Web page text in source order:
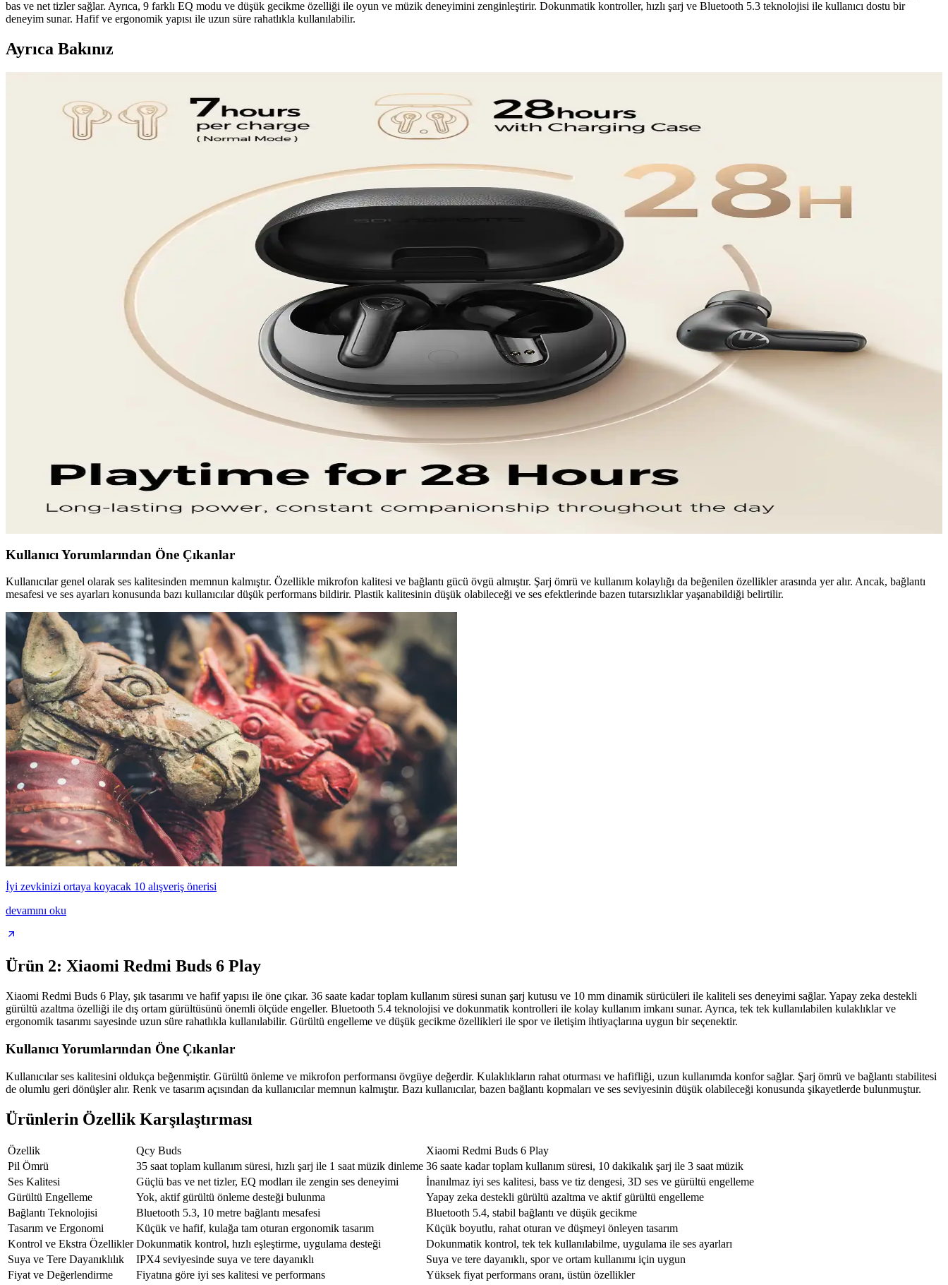
bas ve net tizler sağlar. Ayrıca, 9 farklı EQ modu ve düşük gecikme özelliği ile oyun ve müzik deneyimini zenginleştirir. Dokunmatik kontroller, hızlı şarj ve Bluetooth 5.3 teknolojisi ile kullanıcı dostu bir
deneyim sunar. Hafif ve ergonomik yapısı ile uzun süre rahatlıkla kullanılabilir.
Ayrıca Bakınız
Elektronik ve Giyilebilir Teknolojilerde Yüksek Ses Kalitesi ve Konfor Özellikleri
Gelişmiş ses teknolojileri ve ergonomik tasarımlarla donatılmış ürünler, kullanıcıların yaşam kalitesini artırıyor, kablosuz bağlantı ve gürültü engelleme özellikleriyle öne çıkıyor.
FreeBuds SE ve Galaxy Buds FE Karşılaştırması: Uygun Fiyatlı Kablosuz Kulaklık Seçenekleri
Huawei FreeBuds SE ve Samsung Galaxy Buds FE modellerinin tasarım, ses, pil ve ek özelliklerini karşılaştırarak bilinçli seçim yapmanıza yardımcı oluyoruz.
Kulaklık Seçiminde Teknik Özellikler ve Kalite Unsurları Analizi
Kulaklık seçiminde ses kalitesi, bağlantı özellikleri ve dayanıklılık gibi faktörler önemli. Bu özellikler, kullanıcı deneyimini artırır ve uzun vadeli memnuniyet sağlar.
Soundcore R50i Kablosuz Kulaklıklar: Yüksek Ses Kalitesi ve Konforlu Tasarım Özellikleri
Soundcore R50i kablosuz kulaklıklar, yüksek ses kalitesi ve ergonomik tasarımıyla hareket halindeyken bile müzik ve iletişim keyfi sunar.
Razer Bluetooth Kablosuz Kulaklıkların Özellikleri ve Kullanım İpuçları
Razer Bluetooth kablosuz kulaklıklar yüksek ses kalitesi ve kişiselleştirme imkanları sunar, ancak yazılım sorunlarına dikkat edilmelidir. Çoklu platform desteği ve güncellemeler önemli.
AirPods Pro 2 ve Alternatif Kablosuz Kulaklık Seçenekleri İncelemesi
Kablosuz kulaklık teknolojisi hızla gelişiyor. AirPods Pro 2 öne çıkarken, Sony ve Samsung gibi markaların modelleri de aktif gürültü engelleme ve dayanıklılık sunuyor.
Soundcore Kablosuz Kulaklıklar: Bluetooth Bağlantısı, Dayanıklılık ve Yüksek Ses Kalitesi
Kablosuz Kulaklık Seçiminde Güncel Trendler ve Popüler Modeller Hakkında Bilgi
Kablosuz kulaklıkların temel özellikleri, trendler ve popüler modeller hakkında detaylı bilgiler içerir. Sound 8 ve Soundpeats T3 Pro modellerinin avantajları ve seçim ipuçlarıyla doğru tercih yapmanıza yardımcı
Kullanıcı Yorumlarından Öne Çıkanlar
Kullanıcılar genel olarak ses kalitesinden memnun kalmıştır. Özellikle mikrofon kalitesi ve bağlantı gücü övgü almıştır. Şarj ömrü ve kullanım kolaylığı da beğenilen özellikler arasında yer alır. Ancak, bağlantı
mesafesi ve ses ayarları konusunda bazı kullanıcılar düşük performans bildirir. Plastik kalitesinin düşük olabileceği ve ses efektlerinde bazen tutarsızlıklar yaşanabildiği belirtilir.
İyi zevkinizi ortaya koyacak 10 alışveriş önerisi
devamını oku
Ürün 2: Xiaomi Redmi Buds 6 Play
Xiaomi Redmi Buds 6 Play, şık tasarımı ve hafif yapısı ile öne çıkar. 36 saate kadar toplam kullanım süresi sunan şarj kutusu ve 10 mm dinamik sürücüleri ile kaliteli ses deneyimi sağlar. Yapay zeka destekli
gürültü azaltma özelliği ile dış ortam gürültüsünü önemli ölçüde engeller. Bluetooth 5.4 teknolojisi ve dokunmatik kontrolleri ile kolay kullanım imkanı sunar. Ayrıca, tek tek kullanılabilen kulaklıklar ve
ergonomik tasarımı sayesinde uzun süre rahatlıkla kullanılabilir. Gürültü engelleme ve düşük gecikme özellikleri ile spor ve iletişim ihtiyaçlarına uygun bir seçenektir.
Kullanıcı Yorumlarından Öne Çıkanlar
Kullanıcılar ses kalitesini oldukça beğenmiştir. Gürültü önleme ve mikrofon performansı övgüye değerdir. Kulaklıkların rahat oturması ve hafifliği, uzun kullanımda konfor sağlar. Şarj ömrü ve bağlantı stabilitesi
de olumlu geri dönüşler alır. Renk ve tasarım açısından da kullanıcılar memnun kalmıştır. Bazı kullanıcılar, bazen bağlantı kopmaları ve ses seviyesinin düşük olabileceği konusunda şikayetlerde bulunmuştur.
Ürünlerin Özellik Karşılaştırması
Özellik Qcy Buds
Xiaomi Redmi Buds 6 Play
Pil Ömrü
35 saat toplam kullanım süresi, hızlı şarj ile 1 saat müzik dinleme 36 saate kadar toplam kullanım süresi, 10 dakikalık şarj ile 3 saat müzik
Ses Kalitesi
Güçlü bas ve net tizler, EQ modları ile zengin ses deneyimi
İnanılmaz iyi ses kalitesi, bass ve tiz dengesi, 3D ses ve gürültü engelleme
Gürültü Engelleme
Yok, aktif gürültü önleme desteği bulunma
Yapay zeka destekli gürültü azaltma ve aktif gürültü engelleme
Bağlantı Teknolojisi
Bluetooth 5.3, 10 metre bağlantı mesafesi
Bluetooth 5.4, stabil bağlantı ve düşük gecikme
Tasarım ve Ergonomi
Küçük ve hafif, kulağa tam oturan ergonomik tasarım
Küçük boyutlu, rahat oturan ve düşmeyi önleyen tasarım
Kontrol ve Ekstra Özellikler Dokunmatik kontrol, hızlı eşleştirme, uygulama desteği
Dokunmatik kontrol, tek tek kullanılabilme, uygulama ile ses ayarları
Suya ve Tere Dayanıklılık
IPX4 seviyesinde suya ve tere dayanıklı
Suya ve tere dayanıklı, spor ve ortam kullanımı için uygun
Fiyat ve Değerlendirme
Fiyatına göre iyi ses kalitesi ve performans
Yüksek fiyat performans oranı, üstün özellikler